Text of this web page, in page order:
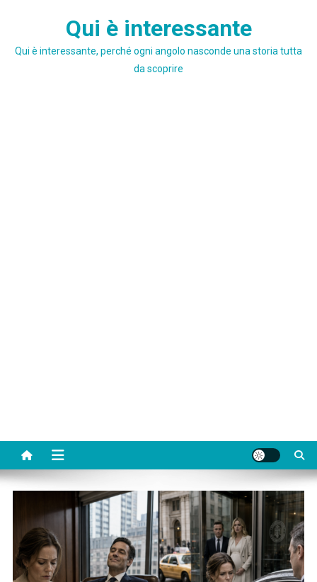
Qui è interessante
Qui è interessante, perché ogni angolo nasconde una storia tutta
da scoprire